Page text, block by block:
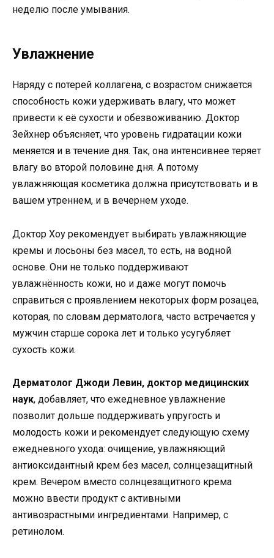
неделю после умывания.
Увлажнение
Наряду с потерей коллагена, с возрастом снижается
способность кожи удерживать влагу, что может
привести к её сухости и обезвоживанию. Доктор
Зейхнер объясняет, что уровень гидратации кожи
меняется и в течение дня. Так, она интенсивнее теряет
влагу во второй половине дня. А потому
увлажняющая косметика должна присутствовать и в
вашем утреннем, и в вечернем уходе.
Доктор Хоу рекомендует выбирать увлажняющие
кремы и лосьоны без масел, то есть, на водной
основе. Они не только поддерживают
увлажнённость кожи, но и даже могут помочь
справиться с проявлением некоторых форм розацеа,
которая, по словам дерматолога, часто встречается у
мужчин старше сорока лет и только усугубляет
сухость кожи.
Дерматолог Джоди Левин, доктор медицинских
наук, добавляет, что ежедневное увлажнение
позволит дольше поддерживать упругость и
молодость кожи и рекомендует следующую схему
ежедневного ухода: очищение, увлажняющий
антиоксидантный крем без масел, солнцезащитный
крем. Вечером вместо солнцезащитного крема
можно ввести продукт с активными
антивозрастными ингредиентами. Например, с
ретинолом.